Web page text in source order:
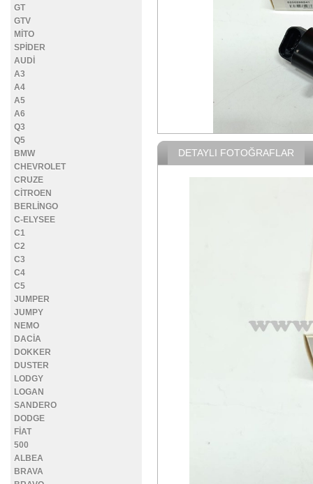
GT
GTV
MİTO
SPİDER
AUDİ
A3
A4
A5
A6
Q3
Q5
BMW
CHEVROLET
CRUZE
CİTROEN
BERLİNGO
C-ELYSEE
C1
C2
C3
C4
C5
JUMPER
JUMPY
NEMO
DACİA
DOKKER
DUSTER
LODGY
LOGAN
SANDERO
DODGE
FİAT
500
ALBEA
BRAVA
DETAYLI FOTOĞRAFLAR